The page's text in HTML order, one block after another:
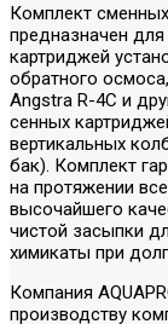
Комплект
предназначен
картриджей
обратного
Angstra R-4C и
сенных
вертикальных
бак). Комплект
на протяжении
высочайшего
чистой засыпки
химикаты при
Компания
производству